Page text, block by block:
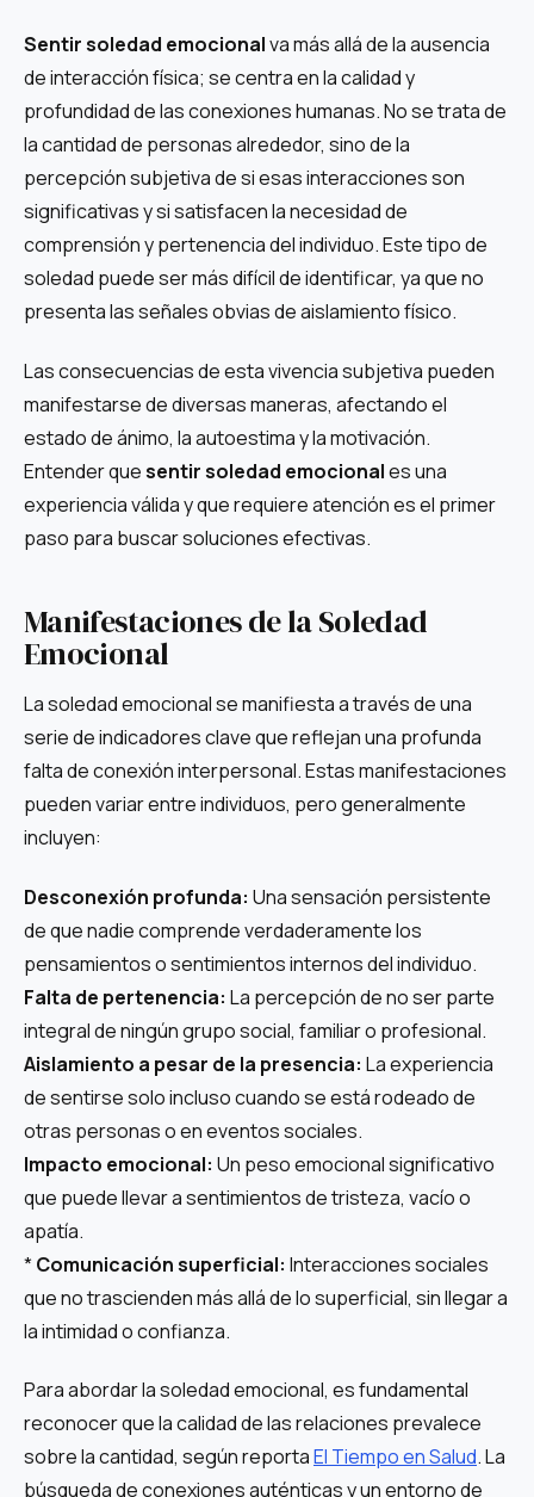
Sentir soledad emocionalva más allá de la ausencia
de interacción física; se centra en la calidad y
profundidad de las conexiones humanas. No se trata de
la cantidad de personas alrededor, sino de la
percepción subjetiva de si esas interacciones son
significativas y si satisfacen la necesidad de
comprensión y pertenencia del individuo. Este tipo de
soledad puede ser más difícil de identificar, ya que no
presenta las señales obvias de aislamiento físico.
Las consecuencias de esta vivencia subjetiva pueden
manifestarse de diversas maneras, afectando el
estado de ánimo, la autoestima y la motivación.
Entender quesentir soledad emocionales una
experiencia válida y que requiere atención es el primer
paso para buscar soluciones efectivas.
Manifestaciones de la Soledad
Emocional
La soledad emocional se manifiesta a través de una
serie de indicadores clave que reflejan una profunda
falta de conexión interpersonal. Estas manifestaciones
pueden variar entre individuos, pero generalmente
incluyen:
Desconexión profunda: Una sensación persistente
de que nadie comprende verdaderamente los
pensamientos o sentimientos internos del individuo.
Falta de pertenencia: La percepción de no ser parte
integral de ningún grupo social, familiar o profesional.
Aislamiento a pesar de la presencia: La experiencia
de sentirse solo incluso cuando se está rodeado de
otras personas o en eventos sociales.
Impacto emocional: Un peso emocional significativo
que puede llevar a sentimientos de tristeza, vacío o
apatía.
*Comunicación superficial: Interacciones sociales
que no trascienden más allá de lo superficial, sin llegar a
la intimidad o confianza.
Para abordar la soledad emocional, es fundamental
reconocer que la calidad de las relaciones prevalece
sobre la cantidad, según reportaEl Tiempo en Salud. La
búsqueda de conexiones auténticas y un entorno de